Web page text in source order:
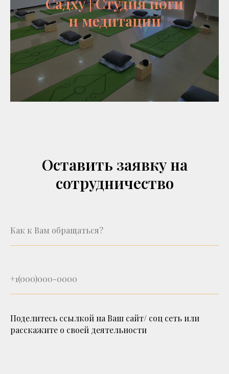
и медитации
Оставить заявку на
сотрудничество
Поделитесь ссылкой на Ваш сайт/ соц сеть или
расскажите о своей деятельности